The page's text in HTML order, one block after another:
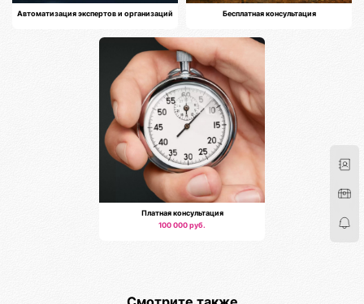
Автоматизация экспертов и организаций Бесплатная консультация
Платная консультация
100 000 руб.